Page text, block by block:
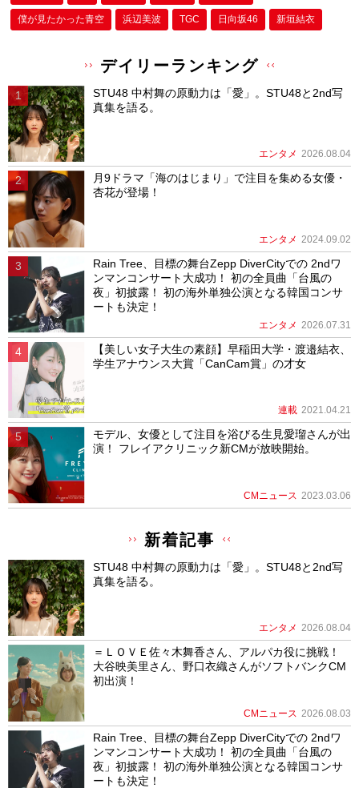
僕が⾒たかった⻘空 浜辺美波 TGC 日向坂46 新垣結衣
デイリーランキング
STU48 中村舞の原動力は「愛」。STU48と2nd写
真集を語る。
エンタメ 2026.08.04
月9ドラマ「海のはじまり」で注目を集める女優・
杏花が登場！
エンタメ 2024.09.02
Rain Tree、目標の舞台Zepp DiverCityでの 2ndワ
ンマンコンサート大成功！ 初の全員曲「台風の
夜」初披露！ 初の海外単独公演となる韓国コンサ
ートも決定！
エンタメ 2026.07.31
【美しい女子大生の素顔】早稲田大学・渡邉結衣、
学生アナウンス大賞「CanCam賞」の才女
連載 2021.04.21
モデル、女優として注目を浴びる生見愛瑠さんが出
演！ フレイアクリニック新CMが放映開始。
CMニュース 2023.03.06
新着記事
STU48 中村舞の原動力は「愛」。STU48と2nd写
真集を語る。
エンタメ 2026.08.04
＝ＬＯＶＥ佐々木舞香さん、アルパカ役に挑戦！
大谷映美里さん、野口衣織さんがソフトバンクCM
初出演！
CMニュース 2026.08.03
Rain Tree、目標の舞台Zepp DiverCityでの 2ndワ
ンマンコンサート大成功！ 初の全員曲「台風の
夜」初披露！ 初の海外単独公演となる韓国コンサ
ートも決定！